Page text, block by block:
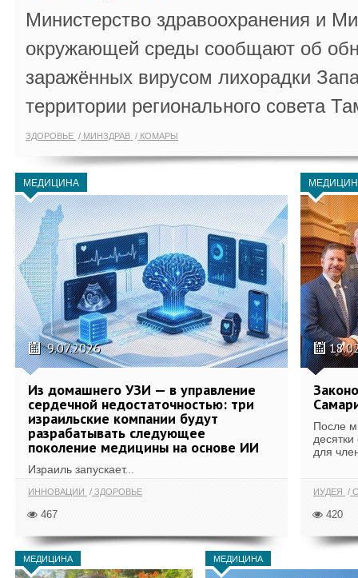
Министерство здравоохранения и
окружающей среды сообщают об
заражённых вирусом лихорадки
территории регионального совета
ЗДОРОВЬЕ МИНЗДРАВ КОМАРЫ
МЕДИЦИНА
9.07.2026
Из домашнего УЗИ — в управление
сердечной недостаточностью: три
израильские компании будут
разрабатывать следующее
поколение медицины на основе ИИ
Израиль запускает...
ИННОВАЦИИ ЗДОРОВЬЕ
467
После
для
ИУДЕЯ
420
МЕДИЦИНА МЕДИЦИНА